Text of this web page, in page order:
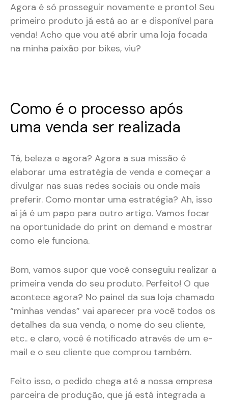
Agora é só prosseguir novamente e pronto! Seu
primeiro produto já está ao ar e disponível para
venda! Acho que vou até abrir uma loja focada
na minha paixão por bikes, viu?
Como é o processo após
uma venda ser realizada
Tá, beleza e agora? Agora a sua missão é
elaborar uma estratégia de venda e começar a
divulgar nas suas redes sociais ou onde mais
preferir. Como montar uma estratégia? Ah, isso
aí já é um papo para outro artigo. Vamos focar
na oportunidade do print on demand e mostrar
como ele funciona.
Bom, vamos supor que você conseguiu realizar a
primeira venda do seu produto. Perfeito! O que
acontece agora? No painel da sua loja chamado
“minhas vendas” vai aparecer pra você todos os
detalhes da sua venda, o nome do seu cliente,
etc.. e claro, você é notificado através de um e-
mail e o seu cliente que comprou também.
Feito isso, o pedido chega até a nossa empresa
parceira de produção, que já está integrada a